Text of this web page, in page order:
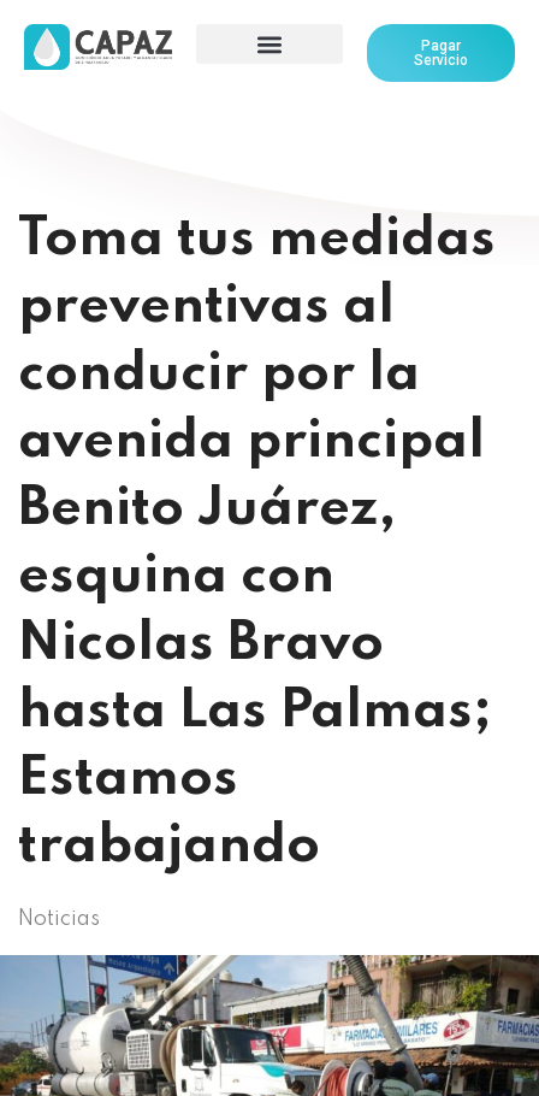
Pagar
Servicio
Toma tus medidas
preventivas al
conducir por la
avenida principal
Benito Juárez,
esquina con
Nicolas Bravo
hasta Las Palmas;
Estamos
trabajando
Noticias